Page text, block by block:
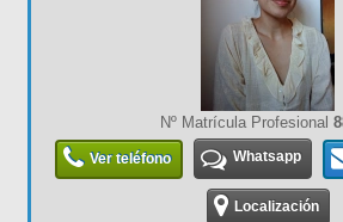
Nº Matrícula Profesional
Ver teléfono Whatsapp
Localización